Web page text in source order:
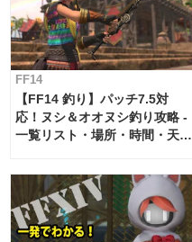
FF14
【FF14 釣り】パッチ7.5対
応！ヌシ＆オオヌシ釣り攻略 -
一覧リスト・場所・時間・天